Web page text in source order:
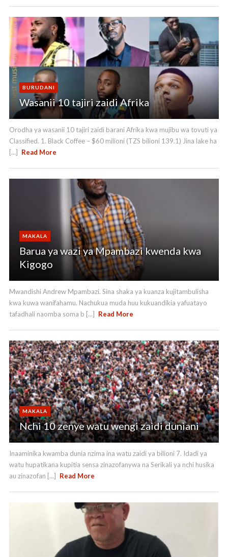
BURUDANI
Wasanii 10 tajiri zaidi Afrika
Orodha ya wasanii 10 tajiri zaidi barani Afrika kwa mujibu wa tovuti ya
Classified. 1. Black Coffee – $60 milioni (TZS bilioni 139.1) Jina lake ha
[...]
Read More
MAKALA
Barua ya wazi ya Mpambazi kwenda kwa
Kigogo
Mwandishi Andrew Mpambazi. Sina shaka ya kuanza kujitambulisha
kwa kuwa wanifahamu. Nachukua muda huu kukuandikia yafuatayo
tafadhali naomba soma b [...]
Read More
MAKALA
Nchi 10 zenye watu wengi zaidi duniani
Inaaminika kwamba dunia nzima ina watu zaidi ya bilioni 7. Idadi ya
watu hupatikana kupitia sensa zinazofanywa na Serikali ya nchi husika
au zinazofan [...]
Read More